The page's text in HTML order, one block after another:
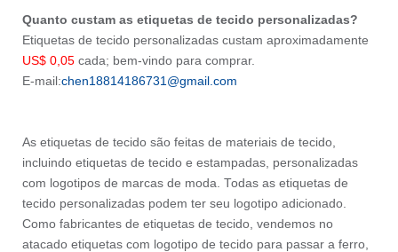
Quanto custam as etiquetas de tecido personalizadas?
Etiquetas de tecido personalizadas custam aproximadamente
US$ 0,05 cada; bem-vindo para comprar.
E-mail:chen18814186731@gmail.com
As etiquetas de tecido são feitas de materiais de tecido,
incluindo etiquetas de tecido e estampadas, personalizadas
com logotipos de marcas de moda. Todas as etiquetas de
tecido personalizadas podem ter seu logotipo adicionado.
Como fabricantes de etiquetas de tecido, vendemos no
atacado etiquetas com logotipo de tecido para passar a ferro,